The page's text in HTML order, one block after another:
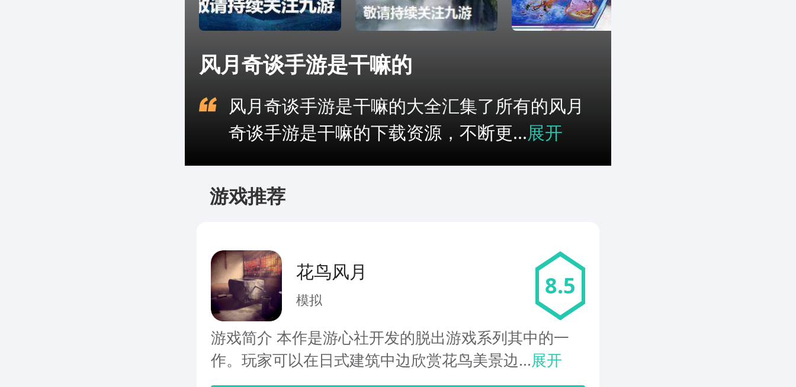
风月奇谈手游是干嘛的
风月奇谈手游是干嘛的大全汇集了所有的风月
奇谈手游是干嘛的下载资源，不断更...展开
游戏推荐
花鸟风月
模拟
8.5
游戏简介 本作是游心社开发的脱出游戏系列其中的一
作。玩家可以在日式建筑中边欣赏花鸟美景边...展开